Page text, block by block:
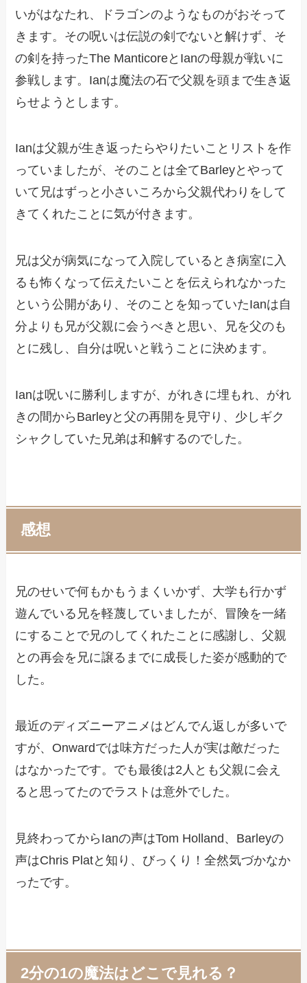
いがはなたれ、ドラゴンのようなものがおそって
きます。その呪いは伝説の剣でないと解けず、そ
の剣を持ったThe ManticoreとIanの母親が戦いに
参戦します。Ianは魔法の石で父親を頭まで生き返
らせようとします。
Ianは父親が生き返ったらやりたいことリストを作
っていましたが、そのことは全てBarleyとやって
いて兄はずっと小さいころから父親代わりをして
きてくれたことに気が付きます。
兄は父が病気になって入院しているとき病室に入
るも怖くなって伝えたいことを伝えられなかった
という公開があり、そのことを知っていたIanは自
分よりも兄が父親に会うべきと思い、兄を父のも
とに残し、自分は呪いと戦うことに決めます。
Ianは呪いに勝利しますが、がれきに埋もれ、がれ
きの間からBarleyと父の再開を見守り、少しギク
シャクしていた兄弟は和解するのでした。
感想
兄のせいで何もかもうまくいかず、大学も行かず
遊んでいる兄を軽蔑していましたが、冒険を一緒
にすることで兄のしてくれたことに感謝し、父親
との再会を兄に譲るまでに成長した姿が感動的で
した。
最近のディズニーアニメはどんでん返しが多いで
すが、Onwardでは味方だった人が実は敵だった
はなかったです。でも最後は2人とも父親に会え
ると思ってたのでラストは意外でした。
見終わってからIanの声はTom Holland、Barleyの
声はChris Platと知り、びっくり！全然気づかなか
ったです。
2分の1の魔法はどこで見れる？